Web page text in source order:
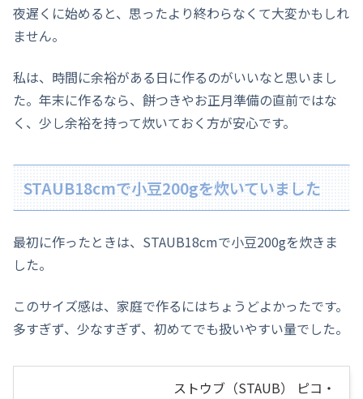
夜遅くに始めると、思ったより終わらなくて大変かもしれ
ません。
私は、時間に余裕がある日に作るのがいいなと思いまし
た。年末に作るなら、餅つきやお正月準備の直前ではな
く、少し余裕を持って炊いておく方が安心です。
STAUB18cmで小豆200gを炊いていました
最初に作ったときは、STAUB18cmで小豆200gを炊きま
した。
このサイズ感は、家庭で作るにはちょうどよかったです。
多すぎず、少なすぎず、初めてでも扱いやすい量でした。
ストウブ（STAUB） ピコ・